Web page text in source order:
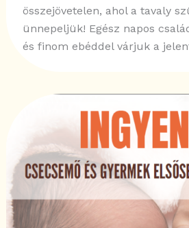
összejövetelen, ahol a tavaly
ünnepeljük! Egész napos
és finom ebéddel várjuk a